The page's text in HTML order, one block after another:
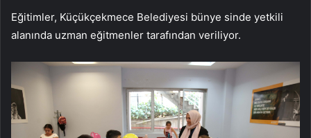
Eğitimler, Küçükçekmece Belediyesi bünye sinde yetkili
alanında uzman eğitmenler tarafından veriliyor.